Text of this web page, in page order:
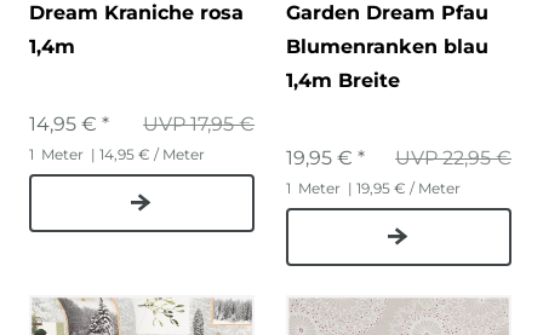
Dream Kraniche rosa
1,4m
UVP 17,95 €
14,95 € *
1 Meter | 14,95 € / Meter
Garden Dream Pfau
Blumenranken blau
1,4m Breite
UVP 22,95 €
19,95 € *
1 Meter | 19,95 € / Meter